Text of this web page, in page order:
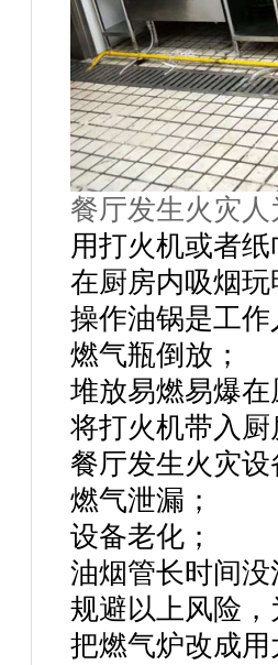
餐厅发生火灾
用打火机或者
在厨房内吸烟玩
操作油锅是工
燃气瓶倒放；
堆放易燃易爆在
将打火机带入厨
餐厅发生火灾
燃气泄漏；
设备老化；
油烟管长时间没
规避以上风险
把燃气炉改成